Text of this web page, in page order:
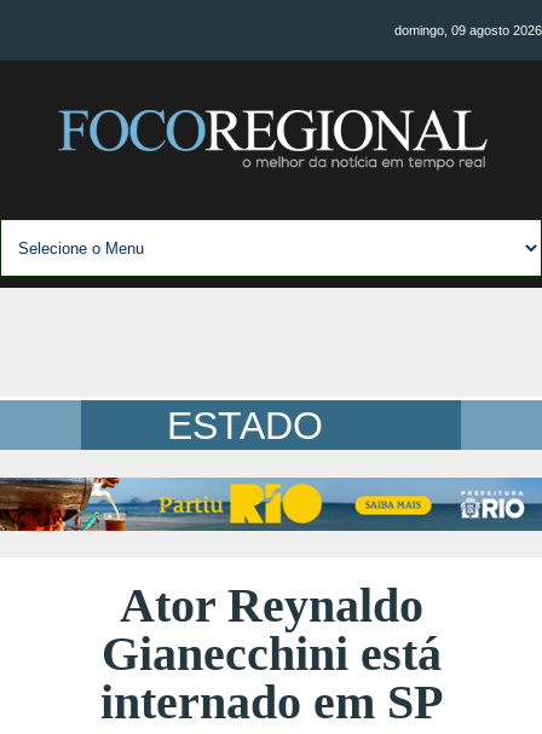
domingo, 09 agosto 2026
ESTADO
Ator Reynaldo
Gianecchini está
internado em SP